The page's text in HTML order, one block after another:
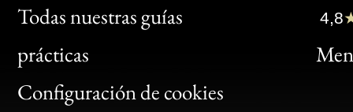
Todas nuestras guías
prácticas
Configuración de cookies
Clic
Bon
4,8